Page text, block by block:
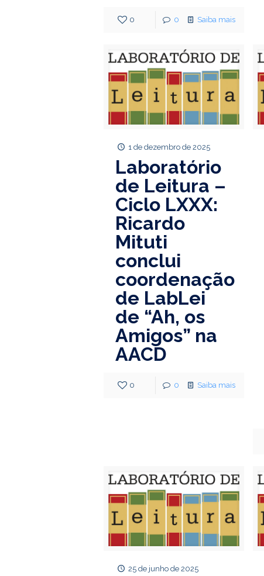
0 0 Saiba mais
1 de dezembro de 2025
Laboratório
de Leitura –
Ciclo LXXX:
Ricardo
Mituti
conclui
coordenação
de LabLei
de “Ah, os
Amigos” na
AACD
0 0 Saiba mais
25 de junho de 2025